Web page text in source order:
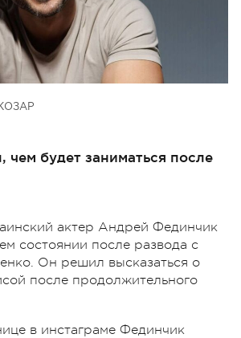
чем будет заниматься после
актер Андрей Фединчик
состоянии после развода с
Он решил высказаться о
после продолжительного
в инстаграме Фединчик